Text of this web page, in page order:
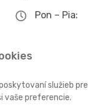
služieb
vaše preferencie.
Pon – Pia: